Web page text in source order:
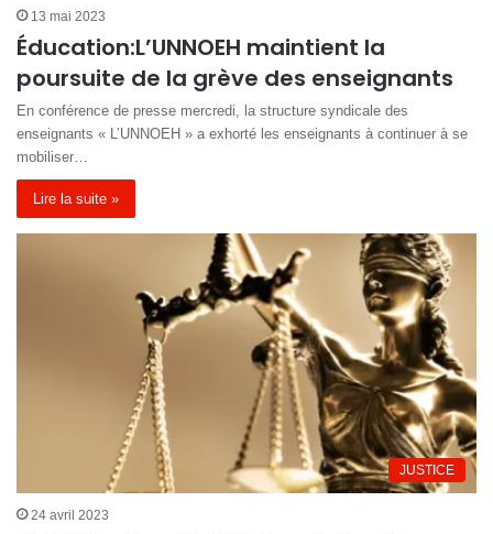
13 mai 2023
Éducation:L’UNNOEH maintient la
poursuite de la grève des enseignants
En conférence de presse mercredi, la structure syndicale des
enseignants « L’UNNOEH » a exhorté les enseignants à continuer à se
mobiliser…
Lire la suite »
JUSTICE
24 avril 2023